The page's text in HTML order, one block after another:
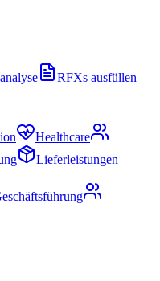
RFXs ausfüllen
Healthcare
Lieferleistungen